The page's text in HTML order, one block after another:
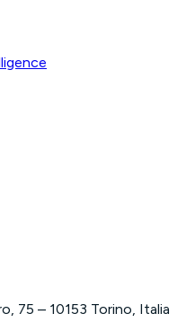
75 – 10153 Torino, Italia